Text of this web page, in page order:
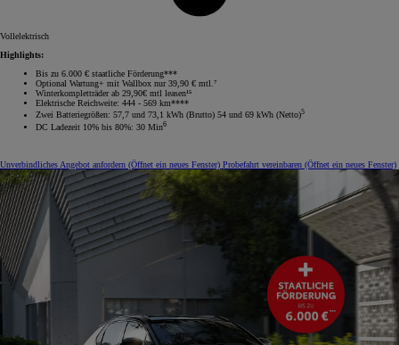
Vollelektrisch
Highlights:
Bis zu 6.000 € staatliche Förderung***
Optional Wartung+ mit Wallbox nur 39,90 € mtl.⁷
Winterkompletträder ab 29,90€ mtl leasen¹⁵
Elektrische Reichweite: 444 - 569 km****
Zwei Batteriegrößen: 57,7 und 73,1 kWh (Brutto) 54 und 69 kWh (Netto)5
DC Ladezeit 10% bis 80%: 30 Min6
Unverbindliches Angebot anfordern (Öffnet ein neues Fenster) Probefahrt vereinbaren (Öffnet ein neues Fenster)